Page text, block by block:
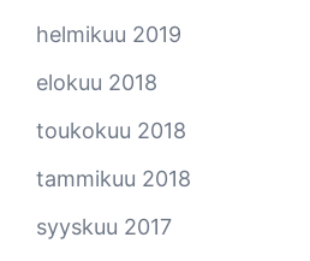
helmikuu 2019
elokuu 2018
toukokuu 2018
tammikuu 2018
syyskuu 2017